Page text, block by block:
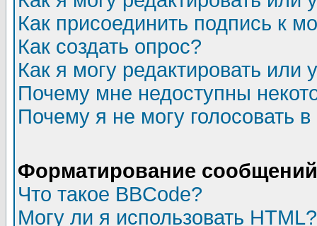
Как присоединить подпись к
Как создать опрос?
Как я могу редактировать или
Почему мне недоступны
Почему я не могу голосовать
Форматирование
Что такое BBCode?
Могу ли я использовать HTML?